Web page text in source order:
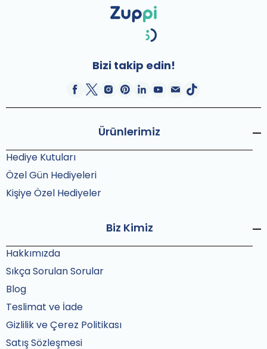
Bizi takip edin!
Ürünlerimiz
Hediye Kutuları
Özel Gün Hediyeleri
Kişiye Özel Hediyeler
Biz Kimiz
Hakkımızda
Sıkça Sorulan Sorular
Blog
Teslimat ve İade
Gizlilik ve Çerez Politikası
Satış Sözleşmesi